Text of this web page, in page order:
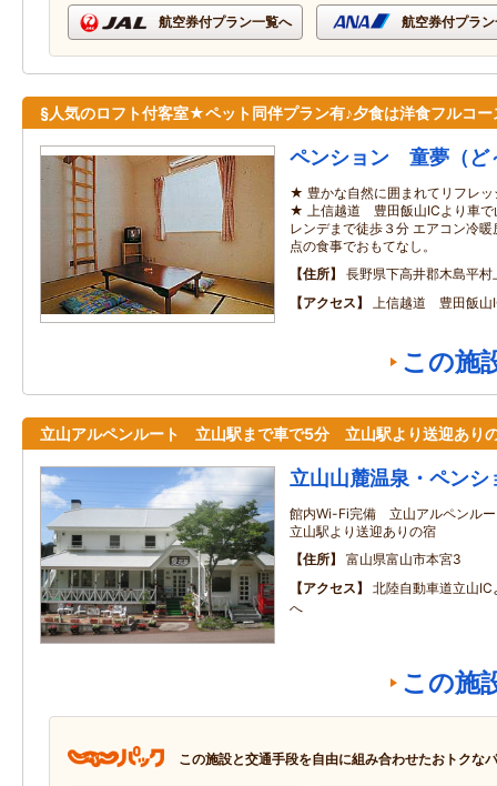
航空券付プラン一覧へ 航空券付プラ
§人気のロフト付客室★ペット同伴プラン有♪夕食は洋食フルコー
ペンション 童夢（ど
★ 豊かな自然に囲まれてリフレ
★ 上信越道 豊田飯山ICより車で
レンデまで徒歩３分 エアコン冷
点の食事でおもてなし。
住所
長野県下高井郡木島平
アクセス
上信越道 豊田飯山
この施
立山アルペンルート 立山駅まで車で5分 立山駅より送迎あり
立山山麓温泉・ペンシ
館内Wi-Fi完備 立山アルペンル
立山駅より送迎ありの宿
住所
富山県富山市本宮3
アクセス
北陸自動車道立山
へ
この施
この施設と交通手段を自由に組み合わせたおトクな